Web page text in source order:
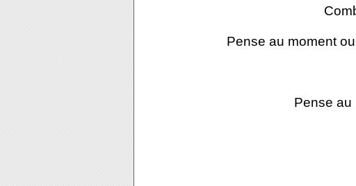
Pense au moment
Pense au